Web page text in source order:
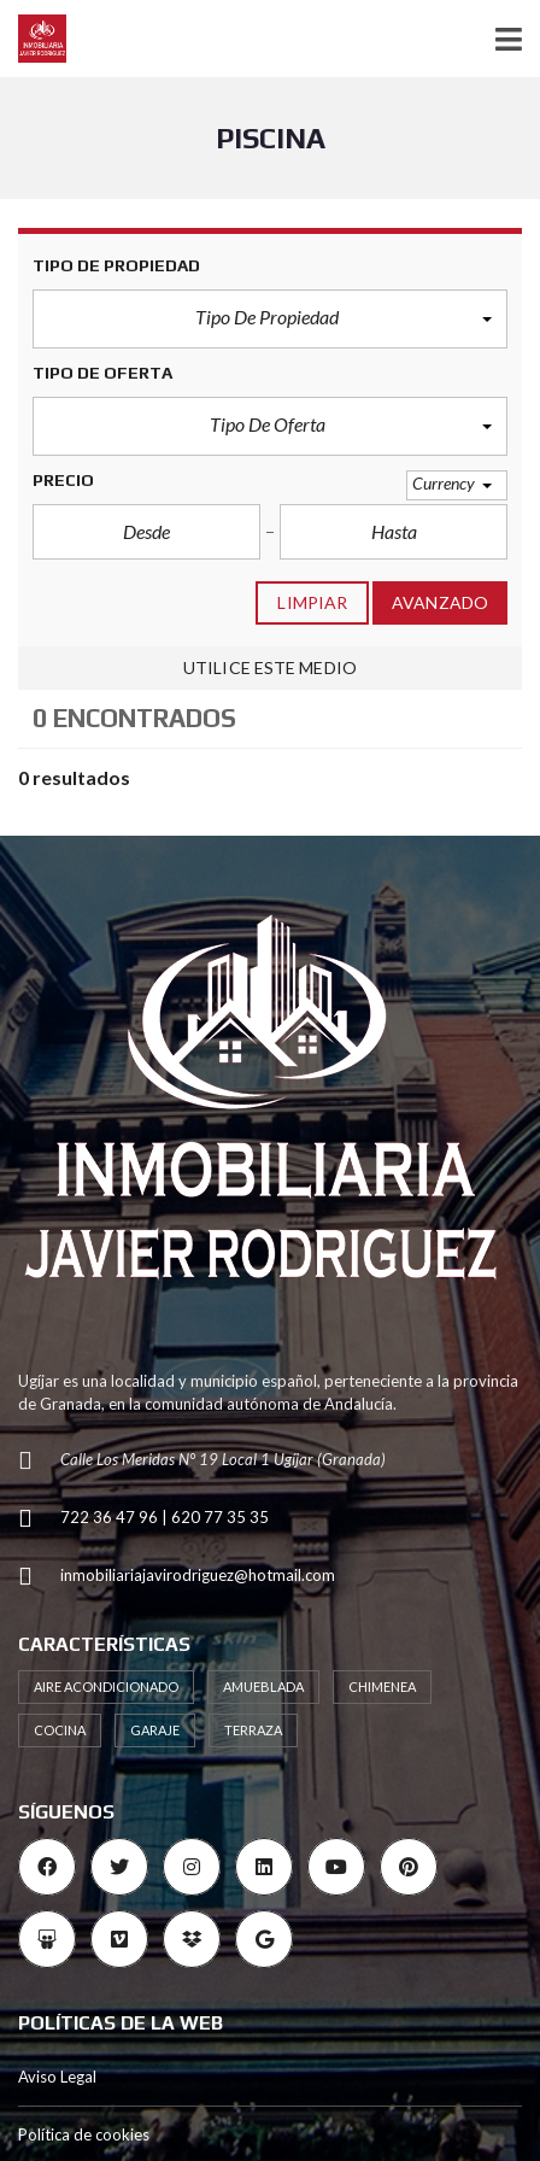
PISCINA
TIPO DE PROPIEDAD
Tipo De Propiedad
TIPO DE OFERTA
Tipo De Oferta
PRECIO Currency
LIMPIAR AVANZADO
UTILICE ESTE MEDIO
0 ENCONTRADOS
0 resultados
Ugíjar es una localidad y municipio español, perteneciente a la provincia
de Granada, en la comunidad autónoma de Andalucía.
Calle Los Meridas N° 19 Local 1 Ugíjar (Granada)
722 36 47 96 | 620 77 35 35
inmobiliariajavirodriguez@hotmail.com
CARACTERÍSTICAS
AIRE ACONDICIONADO AMUEBLADA CHIMENEA
COCINA GARAJE TERRAZA
SÍGUENOS
POLÍTICAS DE LA WEB
Aviso Legal
Política de cookies